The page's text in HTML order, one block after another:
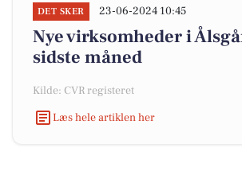
DET SKER 23-06-2024 10:45
Nye virksomheder i
sidste måned
Kilde: CVR registeret
Læs hele artiklen her